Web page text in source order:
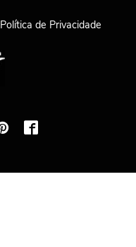
Política de Privacidade